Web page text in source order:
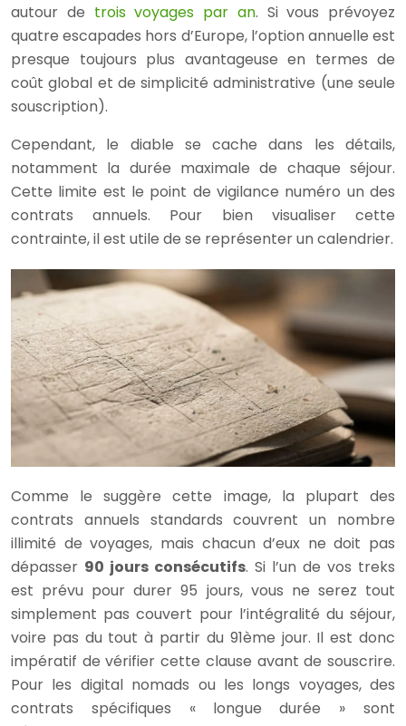
autour de trois voyages par an. Si vous prévoyez
quatre escapades hors d’Europe, l’option annuelle est
presque toujours plus avantageuse en termes de
coût global et de simplicité administrative (une seule
souscription).
Cependant, le diable se cache dans les détails,
notamment la durée maximale de chaque séjour.
Cette limite est le point de vigilance numéro un des
contrats annuels. Pour bien visualiser cette
contrainte, il est utile de se représenter un calendrier.
Comme le suggère cette image, la plupart des
contrats annuels standards couvrent un nombre
illimité de voyages, mais chacun d’eux ne doit pas
dépasser 90 jours consécutifs. Si l’un de vos treks
est prévu pour durer 95 jours, vous ne serez tout
simplement pas couvert pour l’intégralité du séjour,
voire pas du tout à partir du 91ème jour. Il est donc
impératif de vérifier cette clause avant de souscrire.
Pour les digital nomads ou les longs voyages, des
contrats spécifiques « longue durée » sont